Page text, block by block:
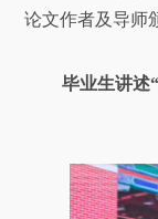
论文作者及导师
毕业生讲述